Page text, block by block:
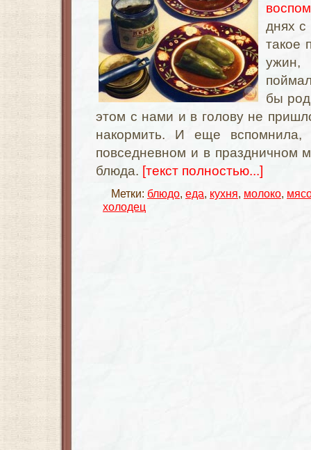
днях
такое
бы
этом с нами и в голову не
накормить. И еще
повседневном и в праздничном
блюда. [текст полностью...]
Метки: блюдо, еда, кухня, молоко,
холодец